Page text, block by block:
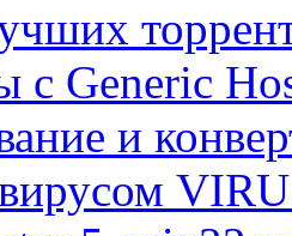
с Generic
и